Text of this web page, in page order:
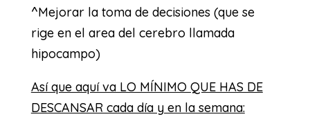
^Mejorar la toma de decisiones (que se
rige en el area del cerebro llamada
hipocampo)
Así que aquí va LO MÍNIMO QUE HAS DE
DESCANSAR cada día y en la semana: